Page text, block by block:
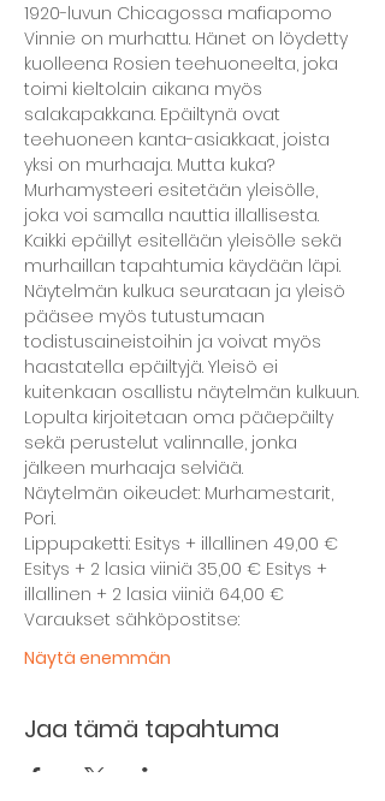
1920-luvun Chicagossa mafiapomo
Vinnie on murhattu. Hänet on löydetty
kuolleena Rosien teehuoneelta, joka
toimi kieltolain aikana myös
salakapakkana. Epäiltynä ovat
teehuoneen kanta-asiakkaat, joista
yksi on murhaaja. Mutta kuka?
Murhamysteeri esitetään yleisölle,
joka voi samalla nauttia illallisesta.
Kaikki epäillyt esitellään yleisölle sekä
murhaillan tapahtumia käydään läpi.
Näytelmän kulkua seurataan ja yleisö
pääsee myös tutustumaan
todistusaineistoihin ja voivat myös
haastatella epäiltyjä. Yleisö ei
kuitenkaan osallistu näytelmän kulkuun.
Lopulta kirjoitetaan oma pääepäilty
sekä perustelut valinnalle, jonka
jälkeen murhaaja selviää.
Näytelmän oikeudet: Murhamestarit,
Pori.
Lippupaketti: Esitys + illallinen 49,00 €
Esitys + 2 lasia viiniä 35,00 € Esitys +
illallinen + 2 lasia viiniä 64,00 €
Varaukset sähköpostitse:
Näytä enemmän
Jaa tämä tapahtuma